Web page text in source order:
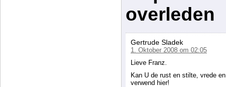
overleden
Gertrude Sladek
1. Oktober 2008 om 02:05
Lieve Franz.
Kan U de rust en stilte, vrede
verwend hier!